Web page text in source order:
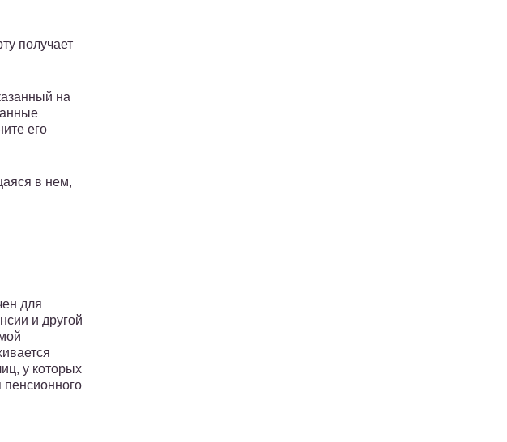
получает
на
его
в нем,
для
и другой
у которых